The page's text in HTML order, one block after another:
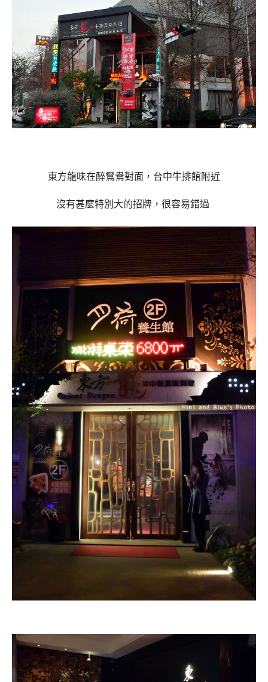
東方龍味在醉鴛鴦對面，台中牛排館附近
沒有甚麼特別大的招牌，很容易錯過